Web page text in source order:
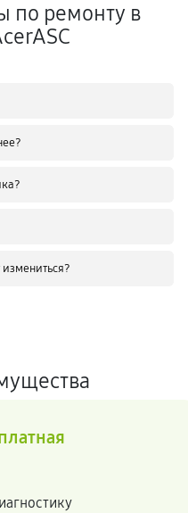
по ремонту в
c производителями,